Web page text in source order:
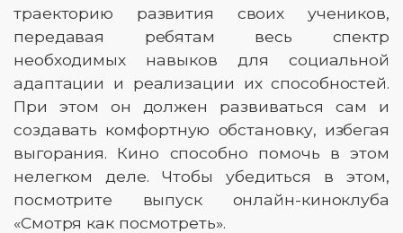
траекторию развития своих учеников,
передавая ребятам весь спектр
необходимых навыков для социальной
адаптации и реализации их способностей.
При этом он должен развиваться сам и
создавать комфортную обстановку, избегая
выгорания. Кино способно помочь в этом
нелегком деле. Чтобы убедиться в этом,
посмотрите выпуск онлайн-киноклуба
«Смотря как посмотреть».